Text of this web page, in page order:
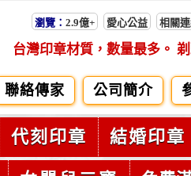
瀏覽： 2.9億+ 愛心公益 相關
台灣印章材質，數量最多。
聯絡傳家 公司簡介
代刻印章 結婚印章